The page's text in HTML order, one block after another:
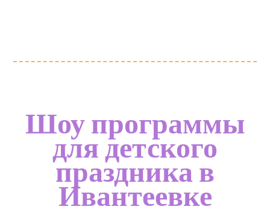
Шоу программы
для детского
праздника в
Ивантеевке